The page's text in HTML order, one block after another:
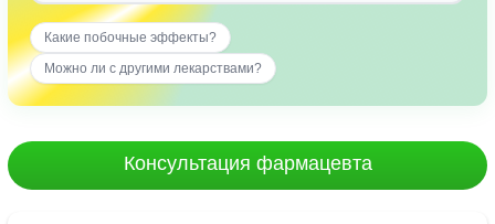
Какие побочные эффекты?
Можно ли с другими лекарствами?
Консультация фармацевта